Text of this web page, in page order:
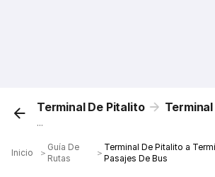
Terminal De Pitalito Terminal De
...
Inicio ＞
Guía De
Rutas
＞
Terminal De Pitalito a
Pasajes De Bus